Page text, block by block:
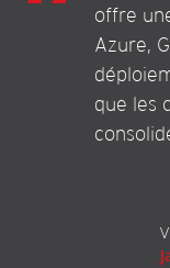
offre
Azure,
que les